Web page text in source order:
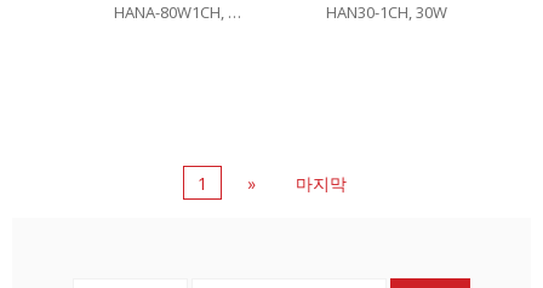
HANA-80W1CH, 80W HAN30-1CH, 30W
1 » 마지막